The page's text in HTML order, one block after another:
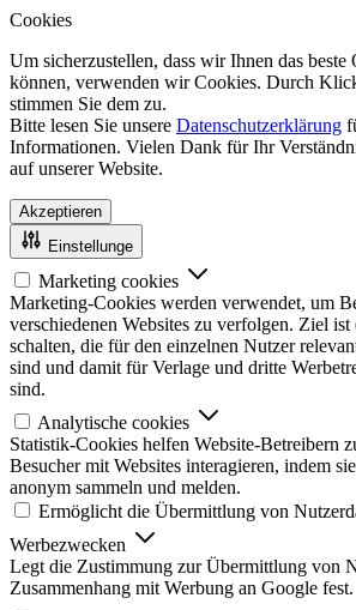
Cookies
Um sicherzustellen, dass wir Ihnen das
können, verwenden wir Cookies. Durch
stimmen Sie dem zu.
Bitte lesen Sie unsere Datenschutzerklärung
Informationen. Vielen Dank für Ihr
auf unserer Website.
Akzeptieren
Einstellunge
Marketing cookies
Marketing-Cookies werden verwendet, um
verschiedenen Websites zu verfolgen. Ziel ist
schalten, die für den einzelnen Nutzer
sind und damit für Verlage und dritte
sind.
Analytische cookies
Statistik-Cookies helfen Website-Betreibern
Besucher mit Websites interagieren, indem
anonym sammeln und melden.
Ermöglicht die Übermittlung von
Werbezwecken
Legt die Zustimmung zur Übermittlung von
Zusammenhang mit Werbung an Google fest.